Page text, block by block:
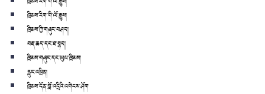
ཁྲིམས་རིག་གི་ལོ་རྒྱུས།
ཁྲིམས་ཀྱི་གཞུང་བཤད།
བརྡ་ཆད་དང་ཐ་སྙད།
ཁྲིམས་གཞུང་དང་ཡུལ་ཁྲིམས།
རླུང་འཕྲིན།
ཁྲིམས་དོན་བློ་འདྲིའི་འགེངས་ཤོག